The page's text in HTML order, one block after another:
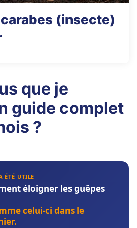
(insecte)
que je
guide complet
?
ÉTÉ UTILE
éloigner les guêpes
celui-ci dans le